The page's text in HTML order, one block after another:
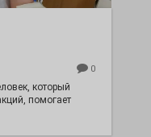
0
который
помогает